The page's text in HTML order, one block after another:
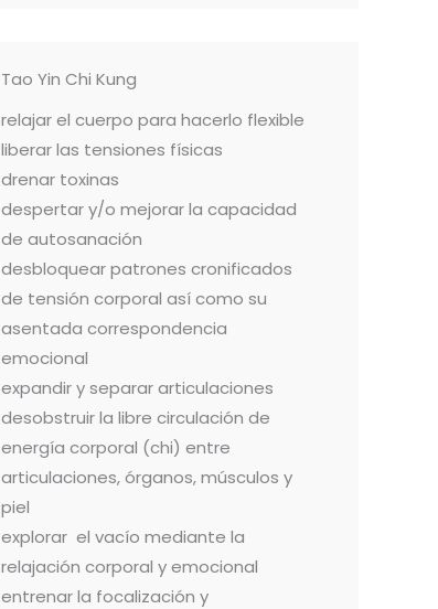
Tao Yin Chi Kung
relajar el cuerpo para hacerlo flexible
liberar las tensiones físicas
drenar toxinas
despertar y/o mejorar la capacidad
de autosanación
desbloquear patrones cronificados
de tensión corporal así como su
asentada correspondencia
emocional
expandir y separar articulaciones
desobstruir la libre circulación de
energía corporal (chi) entre
articulaciones, órganos, músculos y
piel
explorar el vacío mediante la
relajación corporal y emocional
entrenar la focalización y